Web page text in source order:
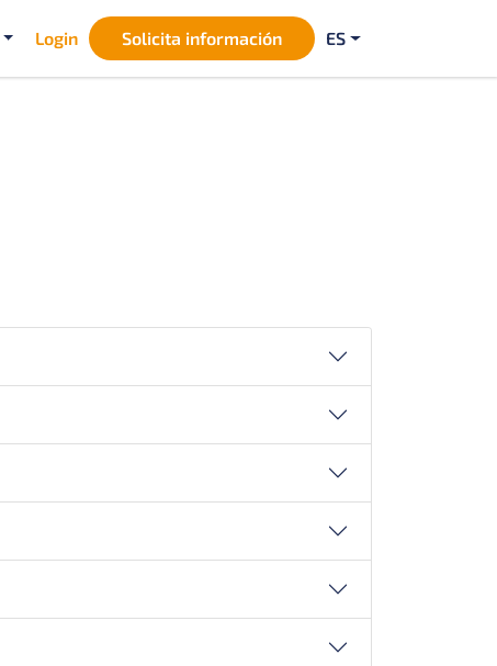
Login Solicita información ES